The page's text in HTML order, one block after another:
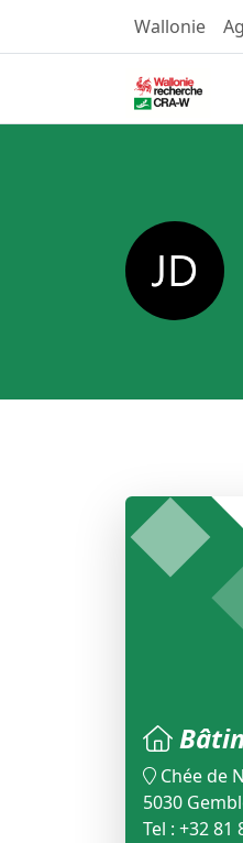
Wallonie
Chée de
5030
Tel : +32 81